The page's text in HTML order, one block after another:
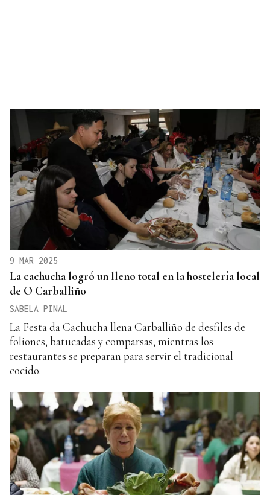
9 MAR 2025
La cachucha logró un lleno total en la hostelería local
de O Carballiño
SABELA PINAL
La Festa da Cachucha llena Carballiño de desfiles de
foliones, batucadas y comparsas, mientras los
restaurantes se preparan para servir el tradicional
cocido.